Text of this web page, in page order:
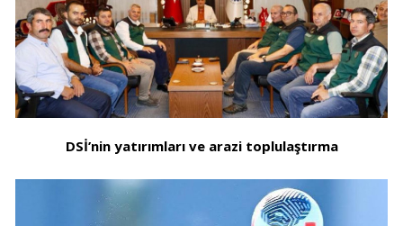
DSİ’nin yatırımları ve arazi toplulaştırma